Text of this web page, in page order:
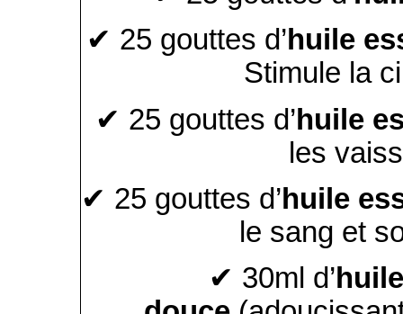
✔ 25 gouttes d’huile
Stimule la
✔ 25 gouttes d’huile
les
✔ 25 gouttes d’huile
le sang et
✔ 30ml d’